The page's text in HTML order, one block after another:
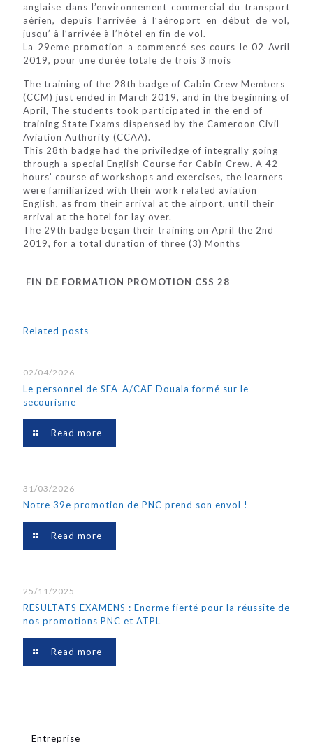
anglaise dans l’environnement commercial du transport
aérien, depuis l’arrivée à l’aéroport en début de vol,
jusqu’ à l’arrivée à l’hôtel en fin de vol.
La 29eme promotion a commencé ses cours le 02 Avril
2019, pour une durée totale de trois 3 mois
The training of the 28th badge of Cabin Crew Members
(CCM) just ended in March 2019, and in the beginning of
April, The students took participated in the end of
training State Exams dispensed by the Cameroon Civil
Aviation Authority (CCAA).
This 28th badge had the priviledge of integrally going
through a special English Course for Cabin Crew. A 42
hours’ course of workshops and exercises, the learners
were familiarized with their work related aviation
English, as from their arrival at the airport, until their
arrival at the hotel for lay over.
The 29th badge began their training on April the 2nd
2019, for a total duration of three (3) Months
FIN DE FORMATION PROMOTION CSS 28
Related posts
02/04/2026
Le personnel de SFA-A/CAE Douala formé sur le
secourisme
Read more
31/03/2026
Notre 39e promotion de PNC prend son envol !
Read more
25/11/2025
RESULTATS EXAMENS : Enorme fierté pour la réussite de
nos promotions PNC et ATPL
Read more
Entreprise